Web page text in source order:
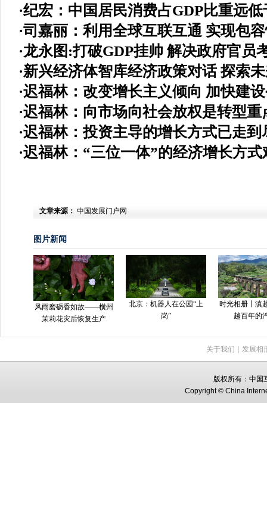
·纪宏：中国居民消费占GDP比重远
·司嘉丽：利用全球互联互通 实现包
·龙永图:打破GDP挂帅 解决政府官员
·新兴经济体智库经济政策对话 探索
·迟福林：改变增长主义倾向 加快建
·迟福林：向市场向社会放权是转型重
·迟福林：投资主导的增长方式已走到
·迟福林：“三位一体”的经济增长方式
文章来源： 中国发展门户网